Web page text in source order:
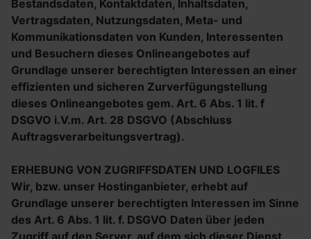
Bestandsdaten, Kontaktdaten, Inhaltsdaten,
Vertragsdaten, Nutzungsdaten, Meta- und
Kommunikationsdaten von Kunden, Interessenten
und Besuchern dieses Onlineangebotes auf
Grundlage unserer berechtigten Interessen an einer
effizienten und sicheren Zurverfügungstellung
dieses Onlineangebotes gem. Art. 6 Abs. 1 lit. f
DSGVO i.V.m. Art. 28 DSGVO (Abschluss
Auftragsverarbeitungsvertrag).
ERHEBUNG VON ZUGRIFFSDATEN UND LOGFILES
Wir, bzw. unser Hostinganbieter, erhebt auf
Grundlage unserer berechtigten Interessen im Sinne
des Art. 6 Abs. 1 lit. f. DSGVO Daten über jeden
Zugriff auf den Server, auf dem sich dieser Dienst